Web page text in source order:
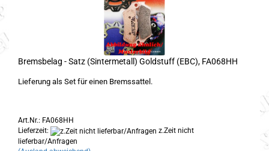
Bremsbelag - Satz (Sintermetall) Goldstuff (EBC), FA068HH
Lieferung als Set für einen Bremssattel.
Art.Nr.: FA068HH
Lieferzeit:
z.Zeit nicht
lieferbar/Anfragen